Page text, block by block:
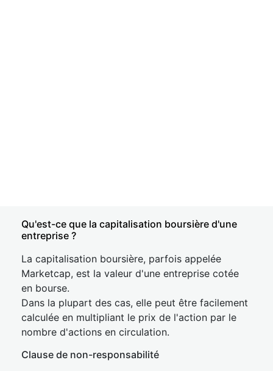
Qu'est-ce que la capitalisation boursière d'une
entreprise ?
La capitalisation boursière, parfois appelée
Marketcap, est la valeur d'une entreprise cotée
en bourse.
Dans la plupart des cas, elle peut être facilement
calculée en multipliant le prix de l'action par le
nombre d'actions en circulation.
Clause de non-responsabilité